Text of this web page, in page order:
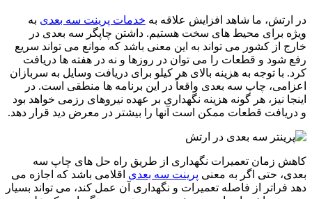
در ارتش، ما شاهد افزایش علاقه به خدمات پرینت سه بعدی به
ویژه برای محیط های سخت هستیم. داشتن چاپگر سه بعدی در
خارج از کشور می تواند به این معنی باشد که موانع می تواند سریع
رفع شود و قطعات را می توان در روزها و نه در هفته ها دریافت
کرد. با توجه به هزینه بالای هر کیلو برای دریافت وسایل به سربازان
اعزامی، چاپ سه بعدی واقعاً در این برنامه ها منطقی است. در
اینجا نیز، هر گونه هزینه نگهداری بر عهده نیروهای رزمی خواهد بود
و دریافت قطعات ممکن است آنها را بیشتر در معرض دید قرار دهد.
کاهش زمان تعمیرات نگهداری از طریق راه حل های چاپ سه
بعدی، حتی اگر به معنی پرینت سه بعدی اقلامی باشد که اجازه می
دهد فراتر از فاصله تعمیرات و نگهداری آن عمل کند، می تواند بسیار